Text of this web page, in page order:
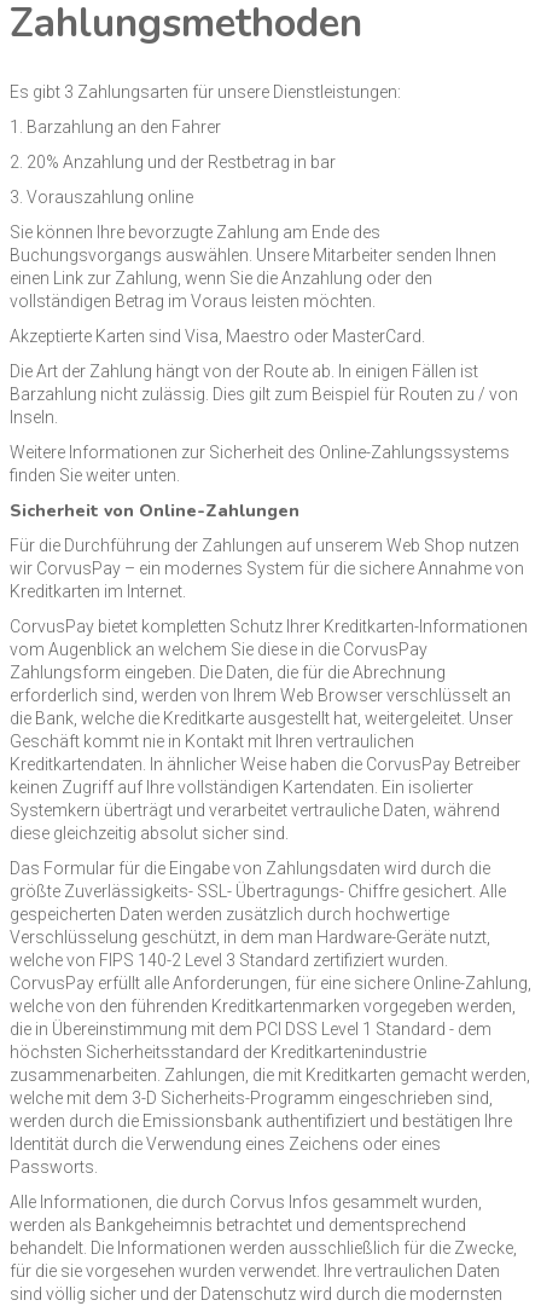
Zahlungsmethoden
Es gibt 3 Zahlungsarten für unsere Dienstleistungen:
1. Barzahlung an den Fahrer
2. 20% Anzahlung und der Restbetrag in bar
3. Vorauszahlung online
Sie können Ihre bevorzugte Zahlung am Ende des
Buchungsvorgangs auswählen. Unsere Mitarbeiter senden Ihnen
einen Link zur Zahlung, wenn Sie die Anzahlung oder den
vollständigen Betrag im Voraus leisten möchten.
Akzeptierte Karten sind Visa, Maestro oder MasterCard.
Die Art der Zahlung hängt von der Route ab. In einigen Fällen ist
Barzahlung nicht zulässig. Dies gilt zum Beispiel für Routen zu / von
Inseln.
Weitere Informationen zur Sicherheit des Online-Zahlungssystems
finden Sie weiter unten.
Sicherheit von Online-Zahlungen
Für die Durchführung der Zahlungen auf unserem Web Shop nutzen
wir CorvusPay – ein modernes System für die sichere Annahme von
Kreditkarten im Internet.
CorvusPay bietet kompletten Schutz Ihrer Kreditkarten-Informationen
vom Augenblick an welchem Sie diese in die CorvusPay
Zahlungsform eingeben. Die Daten, die für die Abrechnung
erforderlich sind, werden von Ihrem Web Browser verschlüsselt an
die Bank, welche die Kreditkarte ausgestellt hat, weitergeleitet. Unser
Geschäft kommt nie in Kontakt mit Ihren vertraulichen
Kreditkartendaten. In ähnlicher Weise haben die CorvusPay Betreiber
keinen Zugriff auf Ihre vollständigen Kartendaten. Ein isolierter
Systemkern überträgt und verarbeitet vertrauliche Daten, während
diese gleichzeitig absolut sicher sind.
Das Formular für die Eingabe von Zahlungsdaten wird durch die
größte Zuverlässigkeits- SSL- Übertragungs- Chiffre gesichert. Alle
gespeicherten Daten werden zusätzlich durch hochwertige
Verschlüsselung geschützt, in dem man Hardware-Geräte nutzt,
welche von FIPS 140-2 Level 3 Standard zertifiziert wurden.
CorvusPay erfüllt alle Anforderungen, für eine sichere Online-Zahlung,
welche von den führenden Kreditkartenmarken vorgegeben werden,
die in Übereinstimmung mit dem PCI DSS Level 1 Standard - dem
höchsten Sicherheitsstandard der Kreditkartenindustrie
zusammenarbeiten. Zahlungen, die mit Kreditkarten gemacht werden,
welche mit dem 3-D Sicherheits-Programm eingeschrieben sind,
werden durch die Emissionsbank authentifiziert und bestätigen Ihre
Identität durch die Verwendung eines Zeichens oder eines
Passworts.
Alle Informationen, die durch Corvus Infos gesammelt wurden,
werden als Bankgeheimnis betrachtet und dementsprechend
behandelt. Die Informationen werden ausschließlich für die Zwecke,
für die sie vorgesehen wurden verwendet. Ihre vertraulichen Daten
sind völlig sicher und der Datenschutz wird durch die modernsten